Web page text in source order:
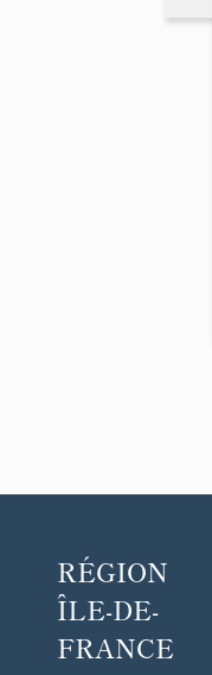
RÉGION
ÎLE-DE-
FRANCE